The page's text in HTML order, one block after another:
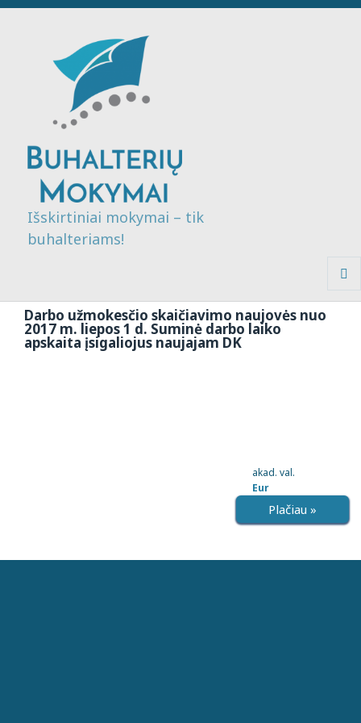
Išskirtiniai mokymai – tik
buhalteriams!
Darbo užmokesčio skaičiavimo naujovės nuo
2017 m. liepos 1 d. Suminė darbo laiko
apskaita įsigaliojus naujajam DK
akad. val.
Eur
Plačiau »